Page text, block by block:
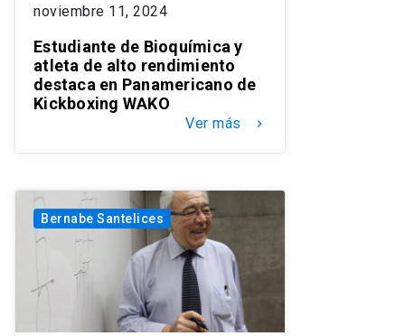
noviembre 11, 2024
Estudiante de Bioquímica y
atleta de alto rendimiento
destaca en Panamericano de
Kickboxing WAKO
Ver más keyboard_arrow_right
Bernabe Santelices